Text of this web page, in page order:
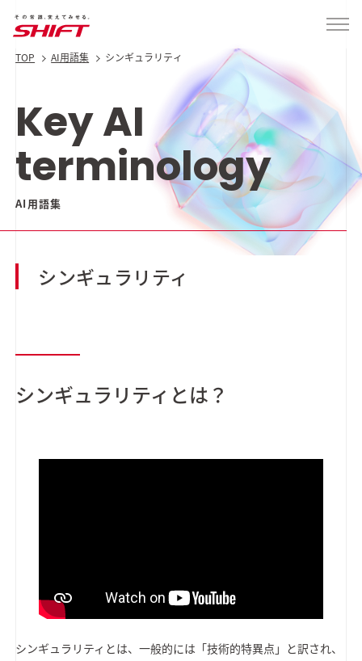
TOP AI用語集 シンギュラリティ
Key AI
terminology
AI用語集
シンギュラリティ
シンギュラリティとは？
シンギュラリティとは、一般的には「技術的特異点」と訳され、